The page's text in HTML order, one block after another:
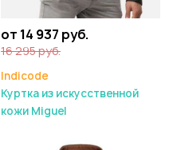
от 14 937 руб.
16 295 руб.
Indicode
Куртка из искусственной
кожи Miguel